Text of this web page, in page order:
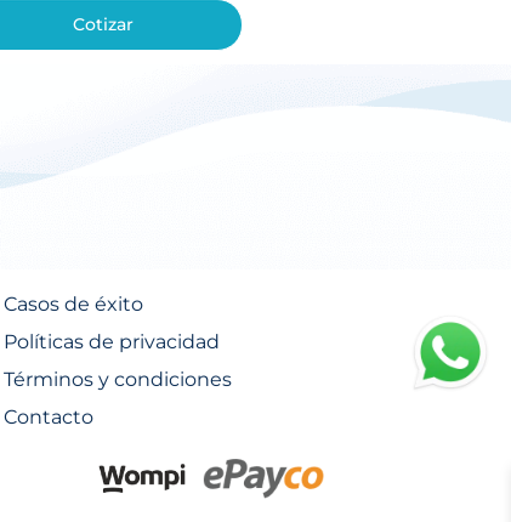
Cotizar
Casos de éxito
Políticas de privacidad
Términos y condiciones
Contacto